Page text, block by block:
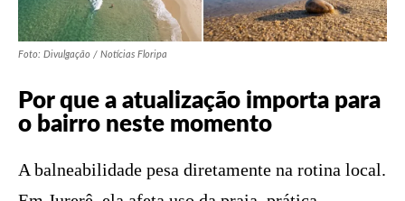
Foto: Divulgação / Notícias Floripa
Por que a atualização importa para
o bairro neste momento
A balneabilidade pesa diretamente na rotina local.